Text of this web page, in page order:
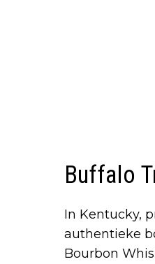
Buffalo
In Kentucky,
authentieke
Bourbon